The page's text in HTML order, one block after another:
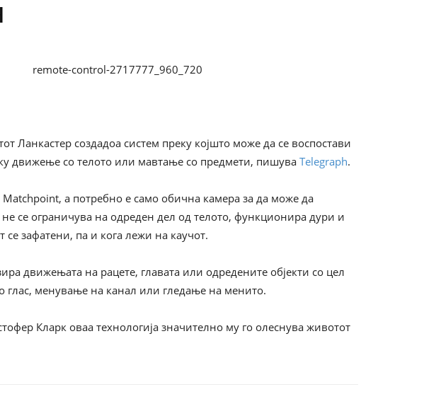
Ланкастер создадоа систем преку којшто може да се воспостави
движење со телото или мавтање со предмети, пишува Telegraph.
Matchpoint, а потребно е само обична камера за да може да
се ограничува на одреден дел од телото, функционира дури и
се зафатени, па и кога лежи на каучот.
движењата на рацете, главата или одредените објекти со цел
глас, менување на канал или гледање на менито.
Кларк оваа технологија значително му го олеснува животот